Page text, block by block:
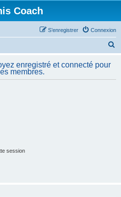
Coach
Connexion
S’enregistrer
h
enregistré et connecté pour
membres.
session